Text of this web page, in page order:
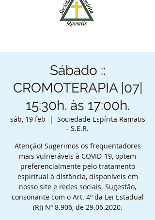
Sábado ::
CROMOTERAPIA |07|
15:30h. às 17:00h.
sáb, 19 feb
  |
Sociedade Espírita Ramatis
- S.E.R.
Atenção! Sugerimos os frequentadores
mais vulneráveis à COVID-19, optem
preferencialmente pelo tratamento
espiritual à distância, disponíveis em
nosso site e redes sociais. Sugestão,
consonante com o Art. 4º da Lei Estadual
(RJ) Nº 8.906, de 29.06.2020.